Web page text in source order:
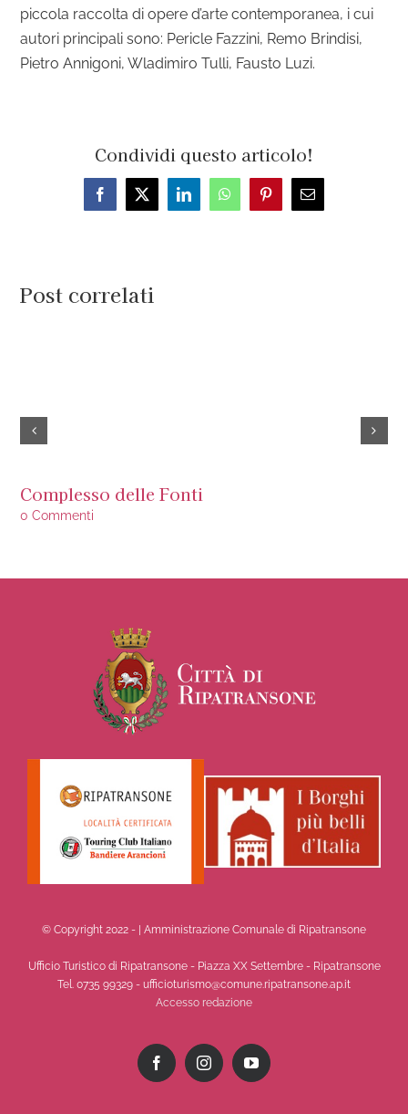
piccola raccolta di opere d’arte contemporanea, i cui
autori principali sono: Pericle Fazzini, Remo Brindisi,
Pietro Annigoni, Wladimiro Tulli, Fausto Luzi.
Condividi questo articolo!
Facebook
X LinkedInWhatsAppPinterestEmail
Post correlati
Complesso delle Fonti
0 Commenti
© Copyright 2022 - | Amministrazione Comunale di Ripatransone
Ufficio Turistico di Ripatransone - Piazza XX Settembre - Ripatransone
Tel. 0735 99329 - ufficioturismo@comune.ripatransone.ap.it
Accesso redazione
FacebookInstagramYouTube